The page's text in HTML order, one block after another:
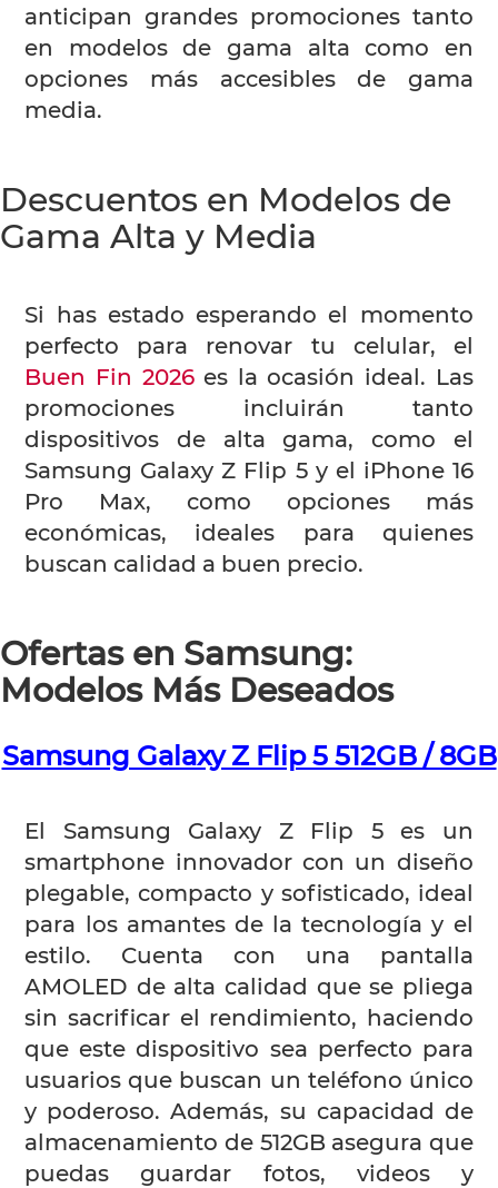
anticipan grandes promociones tanto
en modelos de gama alta como en
opciones más accesibles de gama
media.
Descuentos en Modelos de
Gama Alta y Media
Si has estado esperando el momento
perfecto para renovar tu celular, el
Buen Fin 2026es la ocasión ideal. Las
promociones incluirán tanto
dispositivos de alta gama, como el
Samsung Galaxy Z Flip 5 y el iPhone 16
Pro Max, como opciones más
económicas, ideales para quienes
buscan calidad a buen precio.
Ofertas en Samsung:
Modelos Más Deseados
Samsung Galaxy Z Flip 5 512GB / 8GB
El Samsung Galaxy Z Flip 5 es un
smartphone innovador con un diseño
plegable, compacto y sofisticado, ideal
para los amantes de la tecnología y el
estilo. Cuenta con una pantalla
AMOLED de alta calidad que se pliega
sin sacrificar el rendimiento, haciendo
que este dispositivo sea perfecto para
usuarios que buscan un teléfono único
y poderoso. Además, su capacidad de
almacenamiento de 512GB asegura que
puedas guardar fotos, videos y